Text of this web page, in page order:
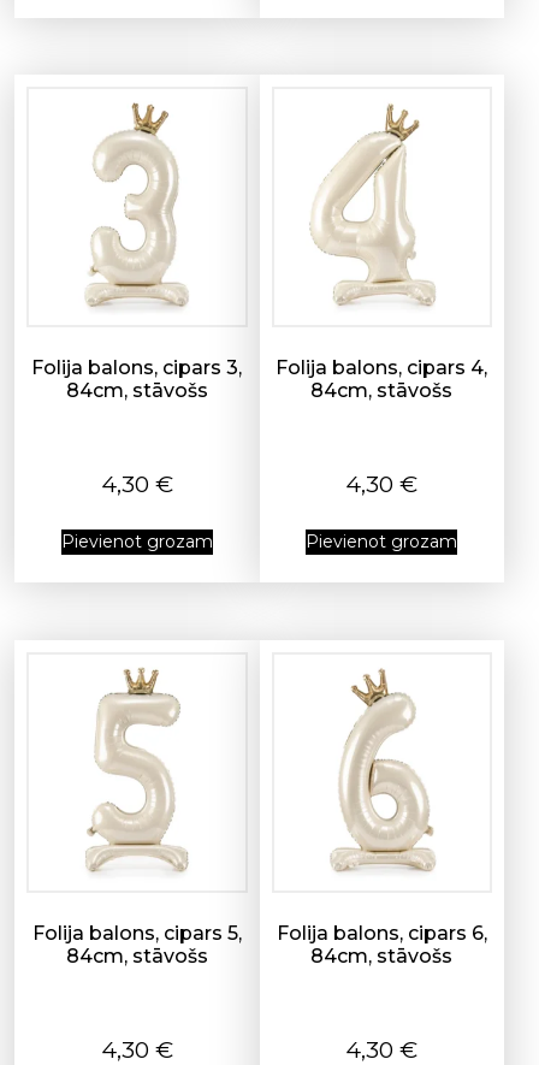
Folija balons, cipars 3,
84cm, stāvošs
4,30 €
Pievienot grozam
Folija balons, cipars 4,
84cm, stāvošs
4,30€
Pievienot grozam
Folija balons, cipars 5,
84cm, stāvošs
4,30 €
Folija balons, cipars 6,
84cm, stāvošs
4,30€